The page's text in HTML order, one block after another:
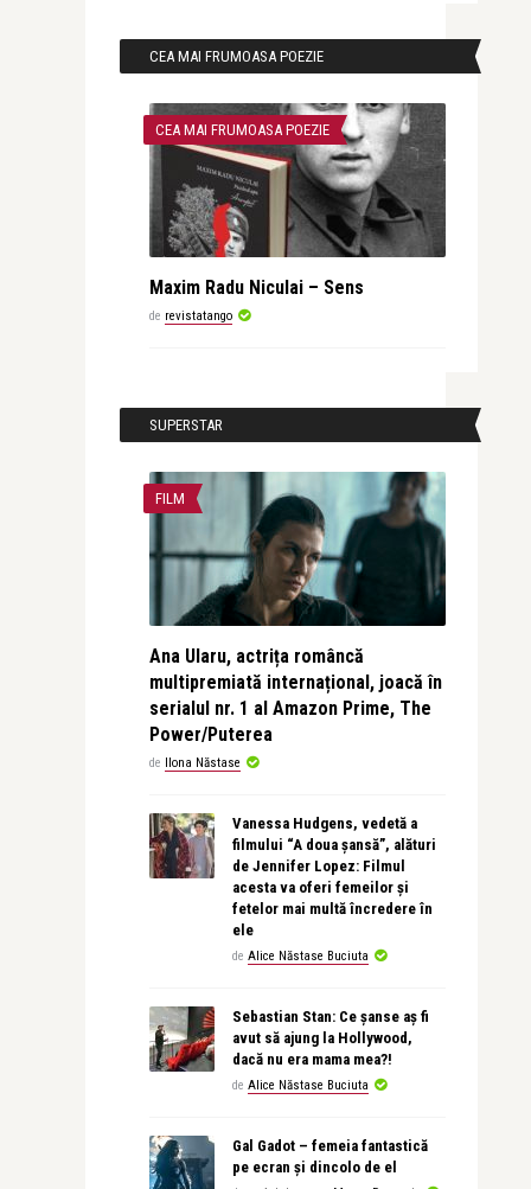
CEA MAI FRUMOASA POEZIE
CEA MAI FRUMOASA POEZIE
Maxim Radu Niculai – Sens
de revistatango
SUPERSTAR
FILM
Ana Ularu, actrița româncă
multipremiată internațional, joacă în
serialul nr. 1 al Amazon Prime, The
Power/Puterea
de Ilona Năstase
Vanessa Hudgens, vedetă a
filmului “A doua șansă”, alături
de Jennifer Lopez: Filmul
acesta va oferi femeilor și
fetelor mai multă încredere în
ele
de Alice Năstase Buciuta
Sebastian Stan: Ce șanse aș fi
avut să ajung la Hollywood,
dacă nu era mama mea?!
de Alice Năstase Buciuta
Gal Gadot – femeia fantastică
pe ecran și dincolo de el